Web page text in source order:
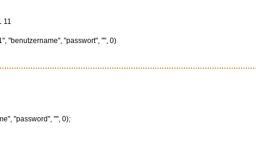
11
"benutzername", "passwort", "", 0)
"password", "", 0);